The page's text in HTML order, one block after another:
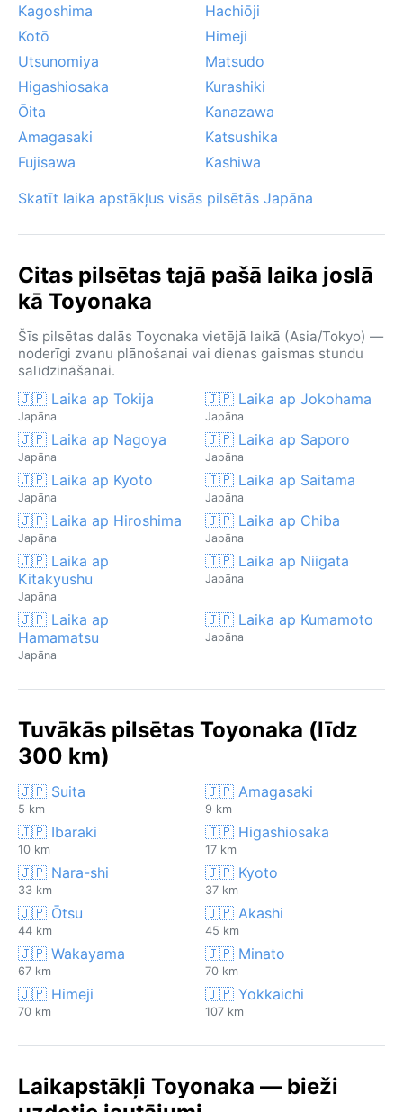
Kagoshima
Hachiōji
Kotō
Himeji
Utsunomiya
Matsudo
Higashiosaka
Kurashiki
Ōita
Kanazawa
Amagasaki
Katsushika
Fujisawa
Kashiwa
Skatīt laika apstākļus visās pilsētās Japāna
Citas pilsētas tajā pašā laika joslā
kā Toyonaka
Šīs pilsētas dalās Toyonaka vietējā laikā (Asia/Tokyo) —
noderīgi zvanu plānošanai vai dienas gaismas stundu
salīdzināšanai.
🇯🇵 Laika ap Tokija
Japāna
🇯🇵 Laika ap Jokohama
Japāna
🇯🇵 Laika ap Nagoya
Japāna
🇯🇵 Laika ap Saporo
Japāna
🇯🇵 Laika ap Kyoto
Japāna
🇯🇵 Laika ap Saitama
Japāna
🇯🇵 Laika ap Hiroshima
Japāna
🇯🇵 Laika ap Chiba
Japāna
🇯🇵 Laika ap
Kitakyushu
Japāna
🇯🇵 Laika ap Niigata
Japāna
🇯🇵 Laika ap
Hamamatsu
Japāna
🇯🇵 Laika ap Kumamoto
Japāna
Tuvākās pilsētas Toyonaka (līdz
300 km)
🇯🇵 Suita
5 km
🇯🇵 Amagasaki
9 km
🇯🇵 Ibaraki
10 km
🇯🇵 Higashiosaka
17 km
🇯🇵 Nara-shi
33 km
🇯🇵 Kyoto
37 km
🇯🇵 Ōtsu
44 km
🇯🇵 Akashi
45 km
🇯🇵 Wakayama
67 km
🇯🇵 Minato
70 km
🇯🇵 Himeji
70 km
🇯🇵 Yokkaichi
107 km
Laikapstākļi Toyonaka — bieži